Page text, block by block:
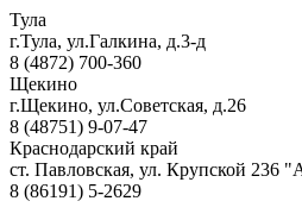
Тула
г.Тула, ул.Галкина, д.3-д
8 (4872) 700-360
Щекино
г.Щекино, ул.Советская, д.26
8 (48751) 9-07-47
Краснодарский край
ст. Павловская, ул. Крупской 236
8 (86191) 5-2629